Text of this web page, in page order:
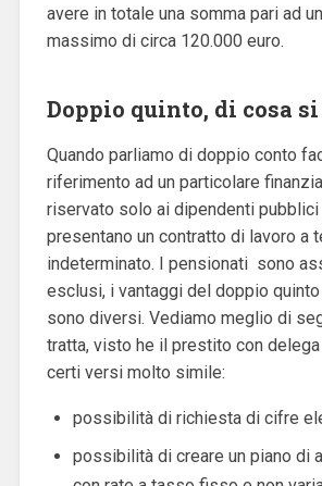
avere in totale una somma pari ad
massimo di circa 120.000 euro.
Doppio quinto, di cosa
Quando parliamo di doppio conto
riferimento ad un particolare
riservato solo ai dipendenti pubblici
presentano un contratto di lavoro a
indeterminato. I pensionati sono
esclusi, i vantaggi del doppio
sono diversi. Vediamo meglio di
tratta, visto he il prestito con
certi versi molto simile:
possibilità di richiesta di cifre
possibilità di creare un piano di